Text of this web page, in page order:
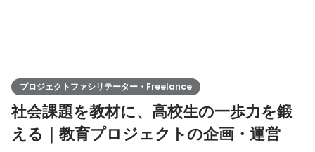
プロジェクトファシリテーター・Freelance
社会課題を教材に、高校生の一歩力を鍛
える｜教育プロジェクトの企画・運営